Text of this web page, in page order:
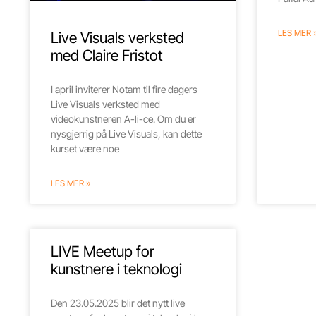
Live Visuals verksted
med Claire Fristot
I april inviterer Notam til fire dagers
Live Visuals verksted med
videokunstneren A-li-ce. Om du er
nysgjerrig på Live Visuals, kan dette
kurset være noe
LES MER »
LES MER
LIVE Meetup for
kunstnere i teknologi
Den 23.05.2025 blir det nytt live